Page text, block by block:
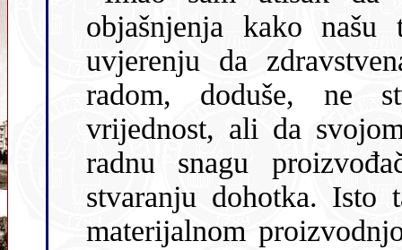
objašnjenja kako našu
uvjerenju da
radom, doduše, ne stvara dohodak kao novostvorenu
vrijednost, ali da svojom specifičnom
radnu snagu
stvaranju dohotka. Isto
materijalnom proizvodnjom koji društvo daje za zdravstvenu